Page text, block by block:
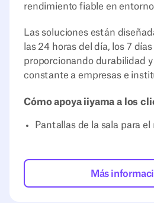
rendimiento fiable en
Las soluciones están
las 24 horas del día, los 7
proporcionando durabilidad
constante a empresas e
Cómo apoya iiyama a los
Pantallas de la sala para el
Más